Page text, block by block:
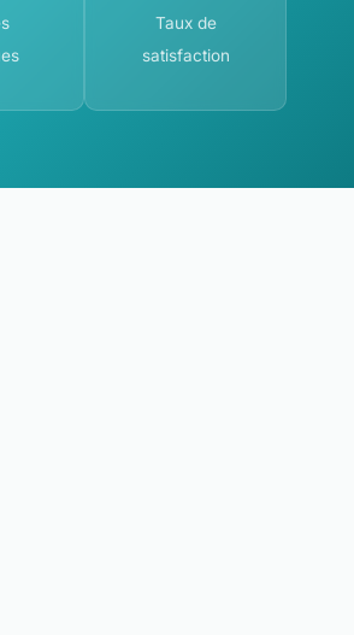
Taux de
satisfaction